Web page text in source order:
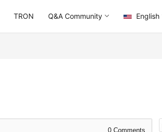
TRON Q&A Community English
0 Comments